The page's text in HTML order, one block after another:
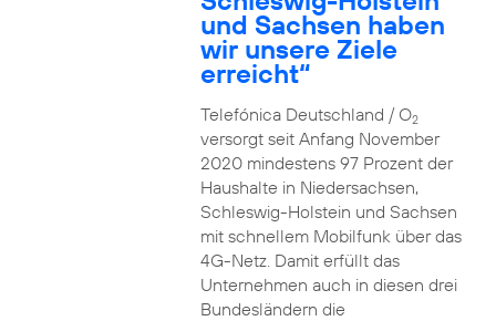
und Sachsen haben
wir unsere Ziele
erreicht“
Telefónica Deutschland / O2
versorgt seit Anfang November
2020 mindestens 97 Prozent der
Haushalte in Niedersachsen,
Schleswig-Holstein und Sachsen
mit schnellem Mobilfunk über das
4G-Netz. Damit erfüllt das
Unternehmen auch in diesen drei
Bundesländern die